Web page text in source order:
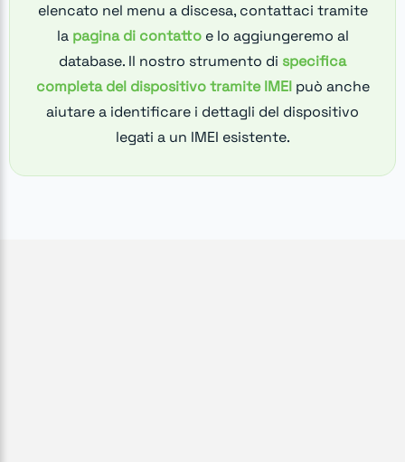
elencato nel menu a discesa, contattaci tramite
la pagina di contattoe lo aggiungeremo al
database. Il nostro strumento di specifica
completa del dispositivo tramite IMEIpuò anche
aiutare a identificare i dettagli del dispositivo
legati a un IMEI esistente.